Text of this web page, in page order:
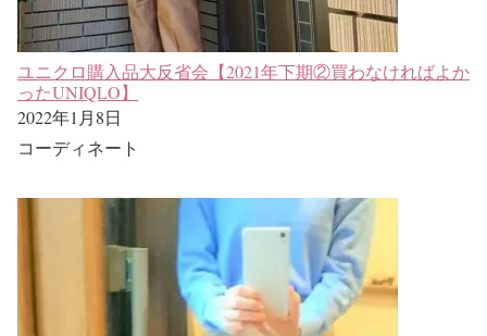
ユニクロ購入品大反省会【2021年下期②買わなければよか
ったUNIQLO】
2022年1月8日
コーディネート